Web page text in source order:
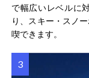
で幅広いレベルに
り、スキー・スノ
喫できます。